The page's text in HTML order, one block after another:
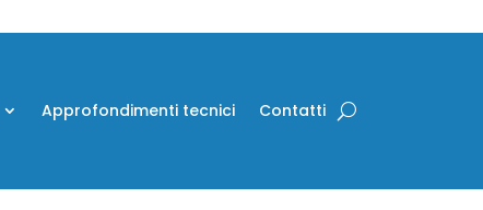
Approfondimenti tecnici Contatti